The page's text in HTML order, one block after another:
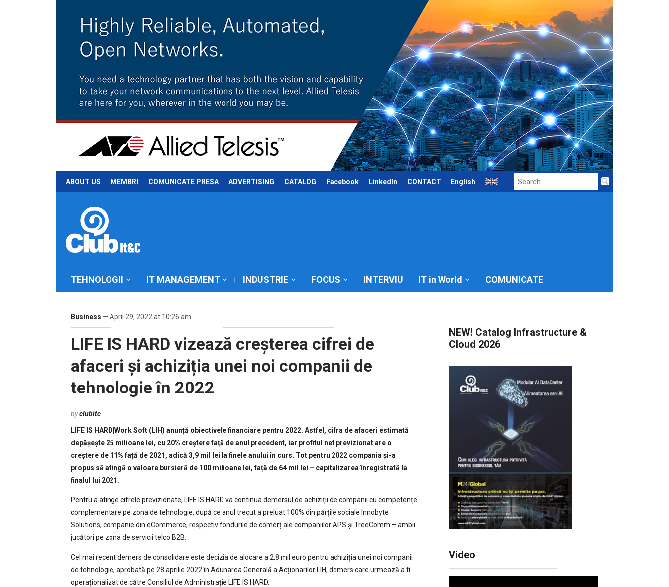
ABOUT US MEMBRI COMUNICATE PRESA ADVERTISING CATALOG Facebook LinkedIn CONTACT English
Search
for:
TEHNOLOGII IT MANAGEMENT INDUSTRIE FOCUS INTERVIU IT in World COMUNICATE
Business — April 29, 2022 at 10:26 am
LIFE IS HARD vizează creșterea cifrei de
afaceri și achiziția unei noi companii de
tehnologie în 2022
byclubitc
LIFE IS HARD|Work Soft (LIH) anunță obiectivele financiare pentru 2022. Astfel, cifra de afaceri estimată
depășește 25 milioane lei, cu 20% creștere față de anul precedent, iar profitul net previzionat are o
creștere de 11% față de 2021, adică 3,9 mil lei la finele anului în curs. Tot pentru 2022 compania și-a
propus să atingă o valoare bursieră de 100 milioane lei, față de 64 mil lei – capitalizarea înregistrată la
finalul lui 2021.
Pentru a atinge cifrele previzionate, LIFE IS HARD va continua demersul de achiziții de companii cu competențe
complementare pe zona de tehnologie, după ce anul trecut a preluat 100% din părțile sociale Innobyte
Solutions, companie din eCommerce, respectiv fondurile de comerț ale companiilor APS și TreeComm – ambii
jucători pe zona de servicii telco B2B.
Cel mai recent demers de consolidare este decizia de alocare a 2,8 mil euro pentru achiziția unei noi companii
de tehnologie, aprobată pe 28 aprilie 2022 în Adunarea Generală a Acționarilor LIH, demers care urmează a fi
operaționalizat de către Consiliul de Administrație LIFE IS HARD.
NEW! Catalog Infrastructure &
Cloud 2026
Video